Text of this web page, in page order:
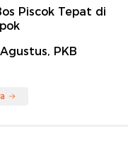
Piscok Tepat di
PKB